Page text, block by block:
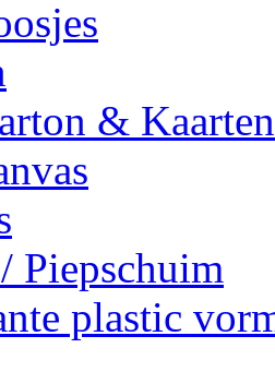
& Kaarten
Piepschuim
plastic